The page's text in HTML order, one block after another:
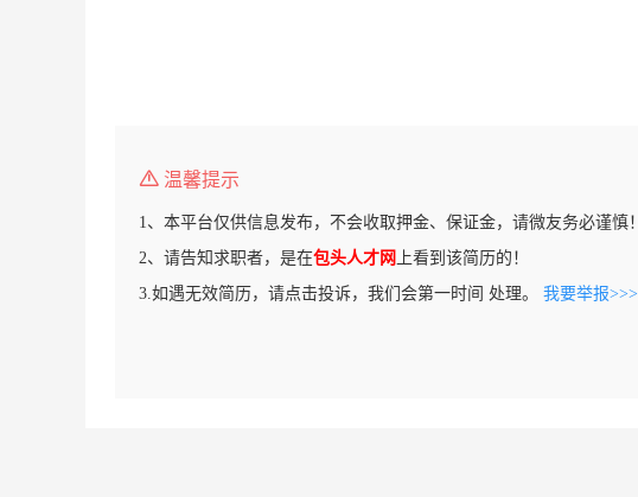
温馨提示
1、本平台仅供信息发布，不会收取押金、保证金，请微友务必谨慎！
2、请告知求职者，是在包头人才网 上看到该简历的！
3.如遇无效简历，请点击投诉，我们会第一时间 处理。 我要举报>>>